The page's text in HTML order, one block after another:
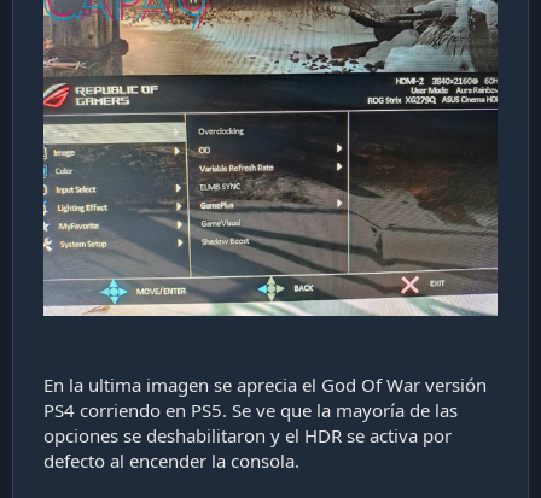
En la ultima imagen se aprecia el God Of War versión
PS4 corriendo en PS5. Se ve que la mayoría de las
opciones se deshabilitaron y el HDR se activa por
defecto al encender la consola.